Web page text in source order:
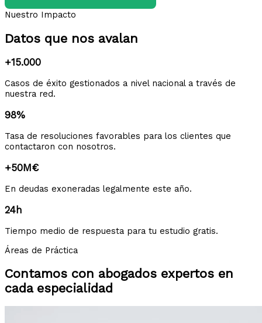
Nuestro Impacto
Datos que nos avalan
+15.000
Casos de éxito gestionados a nivel nacional a través de
nuestra red.
98%
Tasa de resoluciones favorables para los clientes que
contactaron con nosotros.
+50M€
En deudas exoneradas legalmente este año.
24h
Tiempo medio de respuesta para tu estudio gratis.
Áreas de Práctica
Contamos con abogados expertos en
cada especialidad